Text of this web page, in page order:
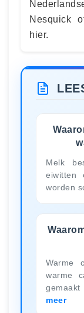
Nesquick
hier.
Melk
eiwitten
worden
Warme
warme
meer